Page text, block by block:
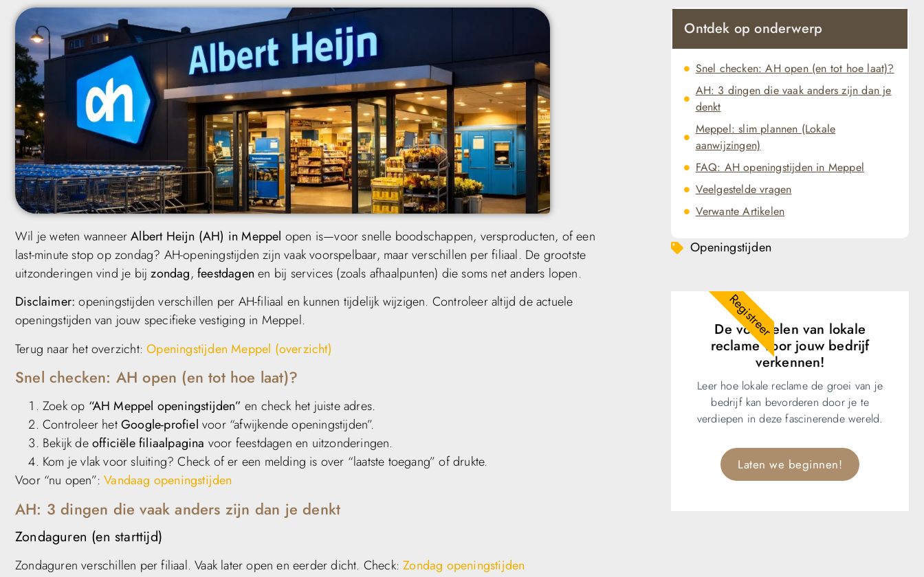
Wil je weten wanneerAlbert Heijn (AH) in Meppel open is—voor snelle boodschappen, versproducten, of een
last-minute stop op zondag? AH-openingstijden zijn vaak voorspelbaar, maar verschillen per filiaal. De grootste
uitzonderingen vind je bijzondag,feestdagen en bij services (zoals afhaalpunten) die soms net anders lopen.
Disclaimer: openingstijden verschillen per AH-filiaal en kunnen tijdelijk wijzigen. Controleer altijd de actuele
openingstijden van jouw specifieke vestiging in Meppel.
Terug naar het overzicht:Openingstijden Meppel (overzicht)
Snel checken: AH open (en tot hoe laat)?
Zoek op “AH Meppel openingstijden” en check het juiste adres.
Controleer hetGoogle-profiel voor “afwijkende openingstijden”.
Bekijk deofficiële filiaalpagina voor feestdagen en uitzonderingen.
Kom je vlak voor sluiting? Check of er een melding is over “laatste toegang” of drukte.
Voor “nu open”:Vandaag openingstijden
AH: 3 dingen die vaak anders zijn dan je denkt
Zondaguren (en starttijd)
Zondaguren verschillen per filiaal. Vaak later open en eerder dicht. Check:Zondag openingstijden
Ontdek op onderwerp
Snel checken: AH open (en tot hoe laat)?
AH: 3 dingen die vaak anders zijn dan je
denkt
Meppel: slim plannen (Lokale
aanwijzingen)
FAQ: AH openingstijden in Meppel
Veelgestelde vragen
Verwante Artikelen
Openingstijden
De voordelen van lokale
reclame voor jouw bedrijf
verkennen!
Leer hoe lokale reclame de groei van je
bedrijf kan bevorderen door je te
verdiepen in deze fascinerende wereld.
Laten we beginnen!
Registreer